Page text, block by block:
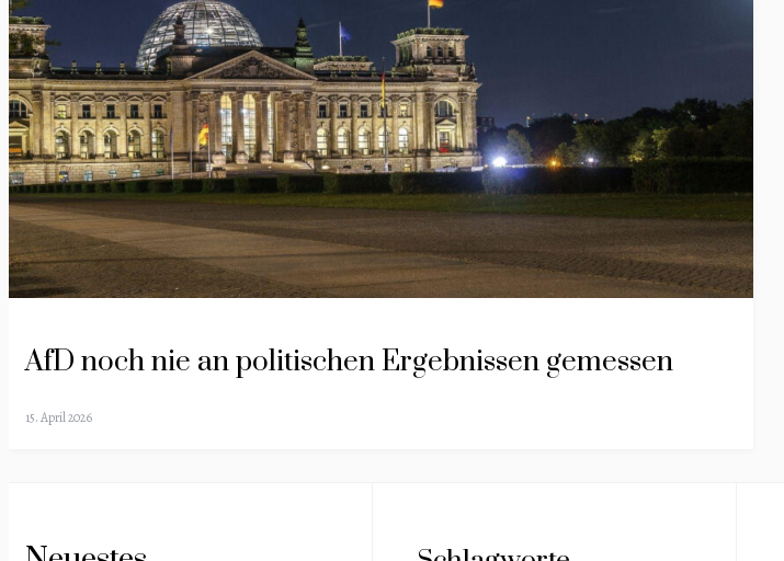
AfD noch nie an politischen Ergebnissen gemessen
15. April 2026